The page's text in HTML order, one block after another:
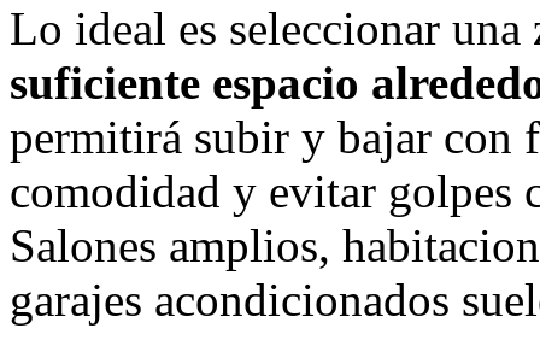
Lo ideal es seleccionar
suficiente espacio
permitirá subir y bajar con
comodidad y evitar golpes
Salones amplios,
garajes acondicionados